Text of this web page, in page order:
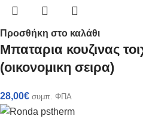
Προσθήκη στο καλάθι
Mπαταρια κουζινας
(οικονομικη σειρα)
28,00€ συμπ. ΦΠΑ